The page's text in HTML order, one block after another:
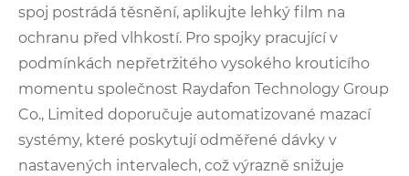
spoj postrádá těsnění, aplikujte lehký film na
ochranu před vlhkostí. Pro spojky pracující v
podmínkách nepřetržitého vysokého krouticího
momentu společnost Raydafon Technology Group
Co., Limited doporučuje automatizované mazací
systémy, které poskytují odměřené dávky v
nastavených intervalech, což výrazně snižuje